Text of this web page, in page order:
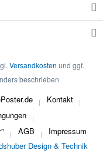
Versandkosten und ggf.
beschrieben
Kontakt
AGB
Impressum
Design & Technik